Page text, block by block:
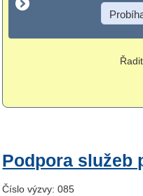
Podpora služeb
Číslo výzvy: 085